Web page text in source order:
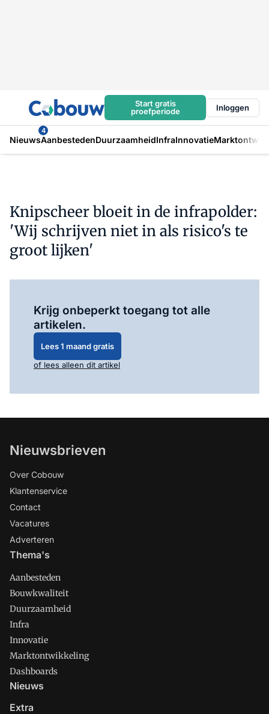
Start gratis
proefperiode
Inloggen
Nieuws
4
AanbestedenDuurzaamheidInfraInnovatie
Knipscheer bloeit in de infrapolder:
'Wij schrijven niet in als risico's te
groot lijken'
Krijg onbeperkt toegang tot alle
artikelen.
Lees 1 maand gratis
of lees alleen dit artikel
Nieuwsbrieven
Over Cobouw
Klantenservice
Contact
Vacatures
Adverteren
Thema's
Aanbesteden
Bouwkwaliteit
Duurzaamheid
Infra
Innovatie
Marktontwikkeling
Dashboards
Nieuws
Extra